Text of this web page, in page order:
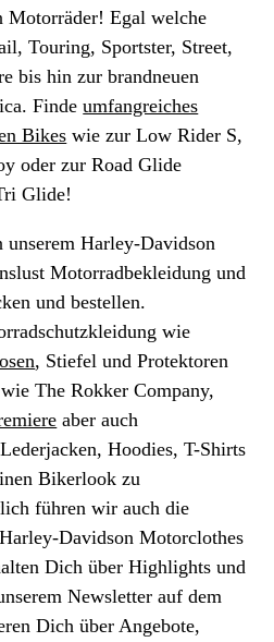
Egal welche
Touring, Sportster, Street,
bis hin zur brandneuen
Findeumfangreiches
Bikes wie zur Low Rider S,
oder zur Road Glide
Glide!
Harley-Davidson
Motorradbekleidung und
und bestellen.
wie
, Stiefel und Protektoren
The Rokker Company,
aber auch
Hoodies, T-Shirts
Bikerlook zu
führen wir auch die
Davidson Motorclothes
Dich über Highlights und
Newsletter auf dem
Dich über Angebote,